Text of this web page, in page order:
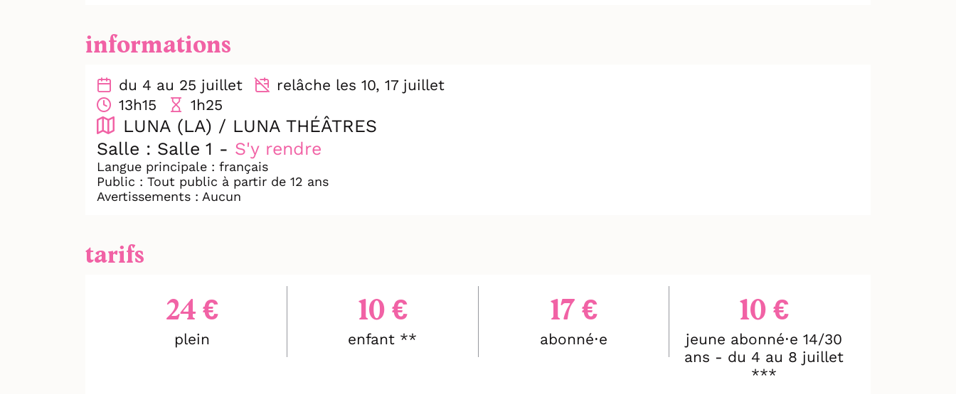
informations
du 4 au 25 juillet
relâche les 10, 17 juillet
13h15
1h25
LUNA (LA) / LUNA THÉÂTRES
Salle : Salle 1 - S'y rendre
Langue principale : français
Public : Tout public à partir de 12 ans
Avertissements : Aucun
tarifs
24 €
plein
10 €
enfant **
17 €
abonné⋅e
10 €
jeune abonné⋅e 14/30
ans - du 4 au 8 juillet
***